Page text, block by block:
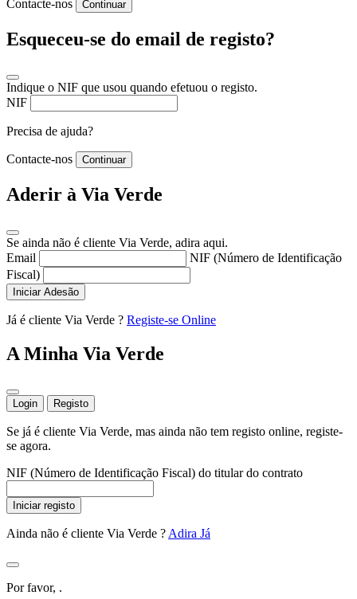
Contacte-nos Continuar
Esqueceu-se do email de registo?
Indique o NIF que usou quando efetuou o registo.
NIF
Precisa de ajuda?
Contacte-nos Continuar
Aderir à Via Verde
Se ainda não é cliente Via Verde, adira aqui.
Email
NIF (Número de Identificação
Fiscal)
Iniciar Adesão
Já é cliente Via Verde ? Registe-se Online
A Minha Via Verde
Login Registo
Se já é cliente Via Verde, mas ainda não tem registo online, registe-
se agora.
NIF (Número de Identificação Fiscal) do titular do contrato
Iniciar registo
Ainda não é cliente Via Verde ? Adira Já
Por favor, .